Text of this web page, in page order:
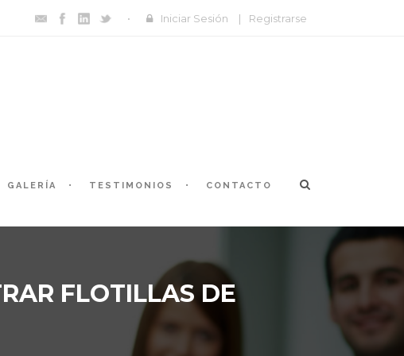
Iniciar Sesión | Registrarse
GALERÍA TESTIMONIOS CONTACTO
FLOTILLAS DE